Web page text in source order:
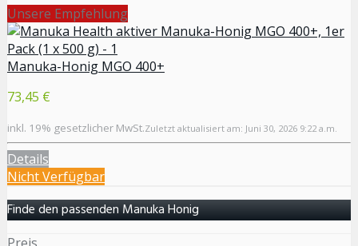
Unsere Empfehlung
Manuka-Honig MGO 400+
73,45 €
inkl. 19% gesetzlicher MwSt.Zuletzt aktualisiert am: Juni 30, 2026 9:22 a.m.
Details
Nicht Verfügbar
Finde den passenden Manuka Honig